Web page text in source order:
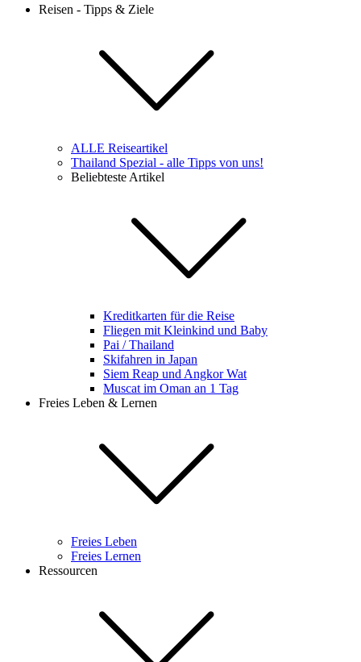
Reisen - Tipps & Ziele
ALLE Reiseartikel
Thailand Spezial - alle Tipps von uns!
Beliebteste Artikel
Kreditkarten für die Reise
Fliegen mit Kleinkind und Baby
Pai / Thailand
Skifahren in Japan
Siem Reap und Angkor Wat
Muscat im Oman an 1 Tag
Freies Leben & Lernen
Freies Leben
Freies Lernen
Ressourcen